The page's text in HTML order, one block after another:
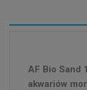
AF Bio Sand
akwariów